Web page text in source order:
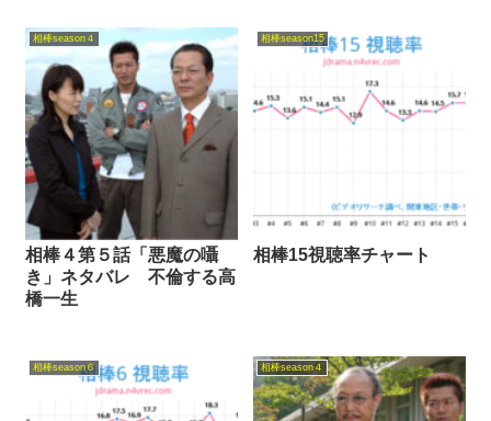
相棒season４
相棒４第５話「悪魔の囁
き」ネタバレ 不倫する高
橋一生
相棒season15
相棒15視聴率チャート
相棒season６ 相棒season４